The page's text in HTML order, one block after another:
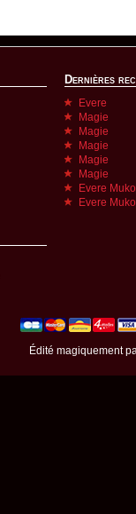
Dernières
Evere
Magie
Magie
Magie
Magie
Magie
Evere
Evere
Édité magiquement